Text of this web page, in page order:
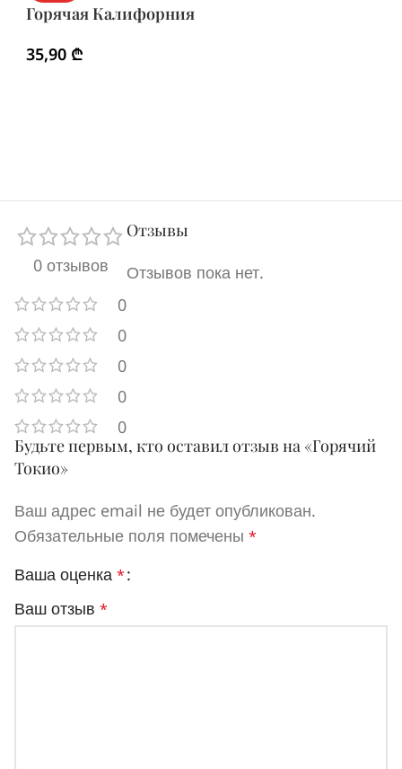
Горячая Калифорния
35,90 ₾
0 отзывов
0
0
0
0
0
Отзывы
Отзывов пока нет.
Будьте первым, кто оставил отзыв на «Горячий
Токио»
Ваш адрес email не будет опубликован.
Обязательные поля помечены *
Ваша оценка *
Ваш отзыв *